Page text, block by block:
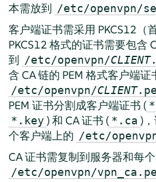
本需放到 /etc/openvpn/
客户端证书需采用 PKCS12（
PKCS12 格式的证书需要包含
到 /etc/openvpn/CLIENT
含 CA 链的 PEM 格式客户端
/etc/openvpn/CLIENT
PEM 证书分割成客户端证书 (
*.key ) 和 CA 证书 ( *.ca )
个客户端上的 /etc/
CA 证书需复制到服务器和每
/etc/openvpn/